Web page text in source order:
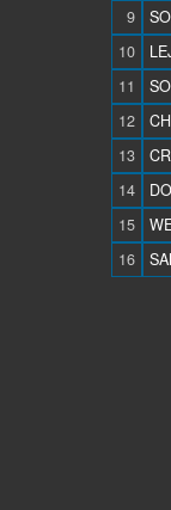
9
10
11
12
13
14
15
16